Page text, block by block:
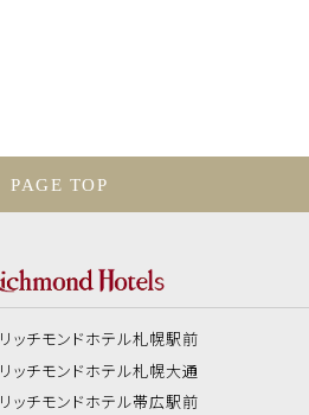
PAGE TOP
リッチモンドホテル札幌駅前
リッチモンドホテル札幌大通
リッチモンドホテル帯広駅前